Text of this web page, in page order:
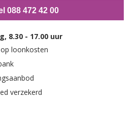
088 472 42 00
8.30 - 17.00 uur
loonkosten
verzekerd